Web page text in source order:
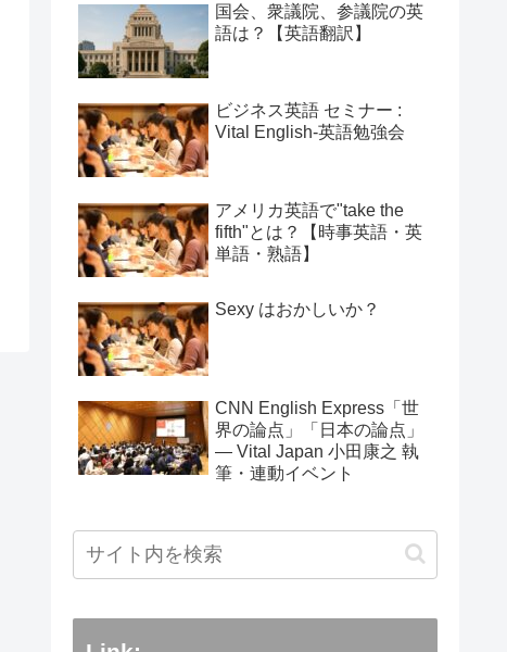
国会、衆議院、参議院の英
語は？【英語翻訳】
ビジネス英語 セミナー :
Vital English-英語勉強会
アメリカ英語で"take the
fifth"とは？【時事英語・英
単語・熟語】
Sexy はおかしいか？
CNN English Express「世
界の論点」「日本の論点」
― Vital Japan 小田康之 執
筆・連動イベント